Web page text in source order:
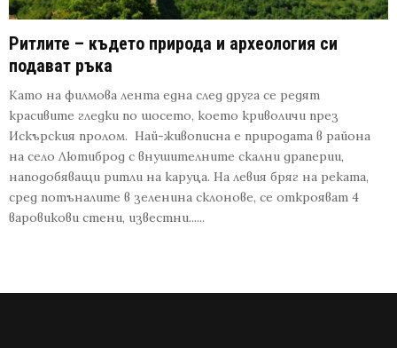
Ритлите – където природа и археология си
подават ръка
Като на филмова лента една след друга се редят
красивите гледки по шосето, което криволичи през
Искърския пролом. Най-живописна е природата в района
на село Лютиброд с внушителните скални драперии,
наподобяващи ритли на каруца. На левия бряг на реката,
сред потъналите в зеленина склонове, се открояват 4
варовикови стени, известни......